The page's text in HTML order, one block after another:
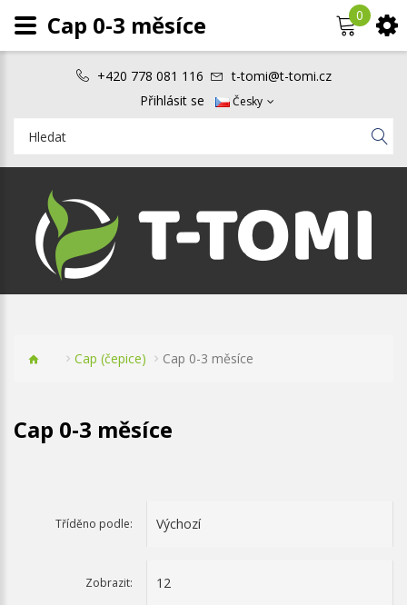
+420 778 081 116
t-tomi@t-tomi.cz
Přihlásit se
Česky
0
Cap (čepice) Cap 0-3 měsíce
Cap 0-3 měsíce
Tříděno podle:
Zobrazit:
Cap 0-3 měsíce